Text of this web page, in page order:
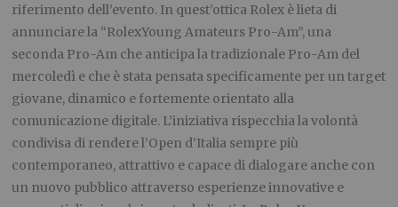
riferimento dell’evento. In quest’ottica Rolex è lieta di
annunciare la “RolexYoung Amateurs Pro-Am”, una
seconda Pro-Am che anticipa la tradizionale Pro-Am del
mercoledì e che è stata pensata specificamente per un target
giovane, dinamico e fortemente orientato alla
comunicazione digitale. L’iniziativa rispecchia la volontà
condivisa di rendere l’Open d’Italia sempre più
contemporaneo, attrattivo e capace di dialogare anche con
un nuovo pubblico attraverso esperienze innovative e